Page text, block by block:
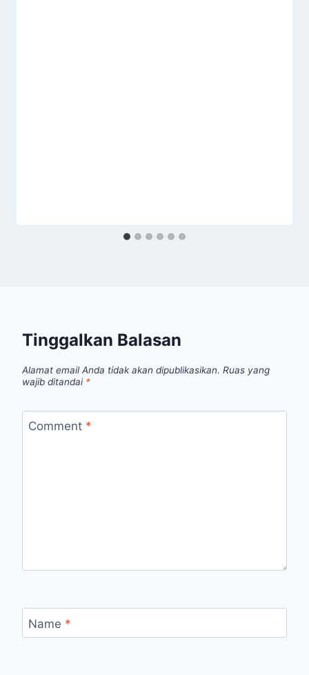
Tinggalkan Balasan
Alamat email Anda tidak akan dipublikasikan. Ruas yang
wajib ditandai *
Comment *
Name *